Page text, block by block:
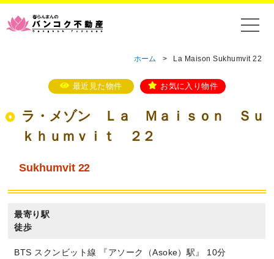
ホーム > La Maison Sukhumvit 22
最近見た物件 お気に入り物件
ラ・メゾン Ｌａ Ｍａｉｓｏｎ Ｓｕ
ｋｈｕｍｖｉｔ ２２
Sukhumvit 22
最寄り駅
徒歩
BTS スクンビット線 『アソーク（Asoke）駅』 10分